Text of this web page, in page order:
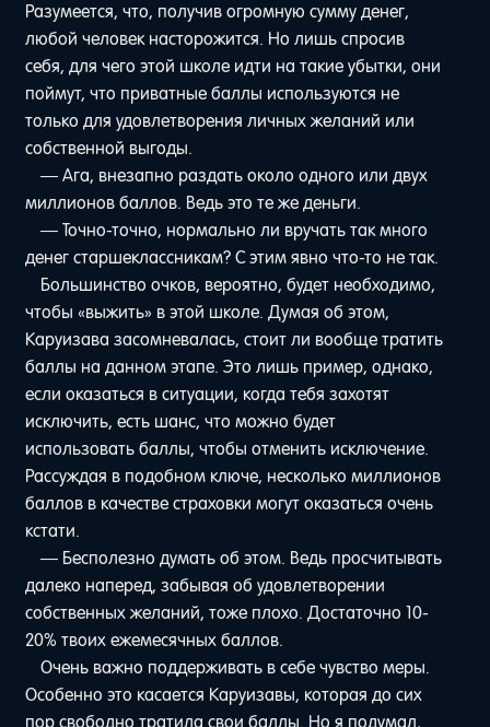
Разумеется, что, получив огромную сумму денег,
любой человек насторожится. Но лишь спросив
себя, для чего этой школе идти на такие убытки, они
поймут, что приватные баллы используются не
только для удовлетворения личных желаний или
собственной выгоды.
— Ага, внезапно раздать около одного или двух
миллионов баллов. Ведь это те же деньги.
— Точно-точно, нормально ли вручать так много
денег старшеклассникам? С этим явно что-то не так.
Большинство очков, вероятно, будет необходимо,
чтобы «выжить» в этой школе. Думая об этом,
Каруизава засомневалась, стоит ли вообще тратить
баллы на данном этапе. Это лишь пример, однако,
если оказаться в ситуации, когда тебя захотят
исключить, есть шанс, что можно будет
использовать баллы, чтобы отменить исключение.
Рассуждая в подобном ключе, несколько миллионов
баллов в качестве страховки могут оказаться очень
кстати.
— Бесполезно думать об этом. Ведь просчитывать
далеко наперед, забывая об удовлетворении
собственных желаний, тоже плохо. Достаточно 10-
20% твоих ежемесячных баллов.
Очень важно поддерживать в себе чувство меры.
Особенно это касается Каруизавы, которая до сих
пор свободно тратила свои баллы. Но я подумал,